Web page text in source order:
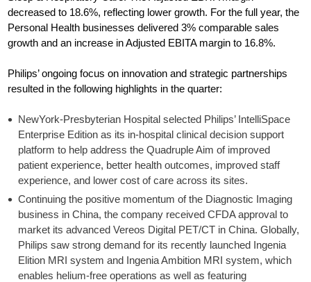
decreased to 18.6%, reflecting lower growth. For the full year, the
Personal Health businesses delivered 3% comparable sales
growth and an increase in Adjusted EBITA margin to 16.8%.
Philips’ ongoing focus on innovation and strategic partnerships
resulted in the following highlights in the quarter:
NewYork-Presbyterian Hospital selected Philips’ IntelliSpace
Enterprise Edition as its in-hospital clinical decision support
platform to help address the Quadruple Aim of improved
patient experience, better health outcomes, improved staff
experience, and lower cost of care across its sites.
Continuing the positive momentum of the Diagnostic Imaging
business in China, the company received CFDA approval to
market its advanced Vereos Digital PET/CT in China. Globally,
Philips saw strong demand for its recently launched Ingenia
Elition MRI system and Ingenia Ambition MRI system, which
enables helium-free operations as well as featuring